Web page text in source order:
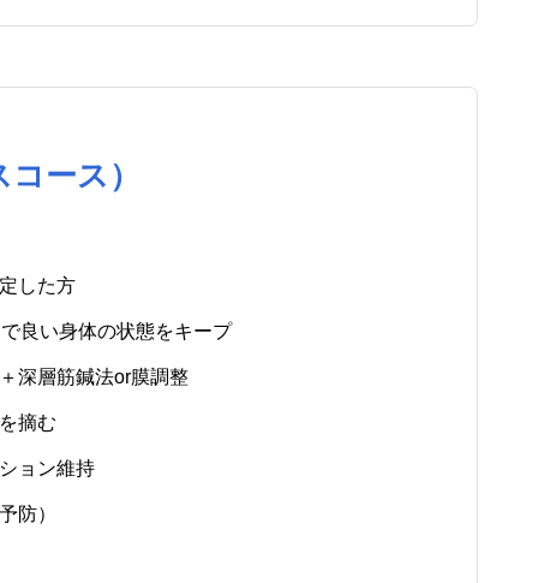
ース）
した方
良い身体の状態をキープ
深層筋鍼法or膜調整
摘む
ョン維持
防）